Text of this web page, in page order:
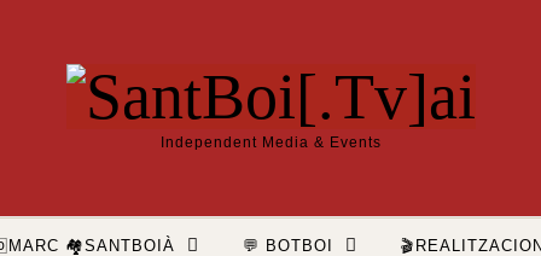
Independent Media & Events
🏘️SANTBOIÀ 💬 BOTBOI